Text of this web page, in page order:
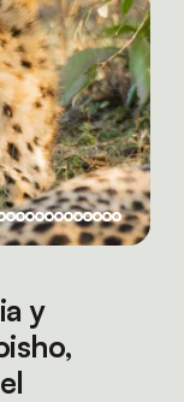
y